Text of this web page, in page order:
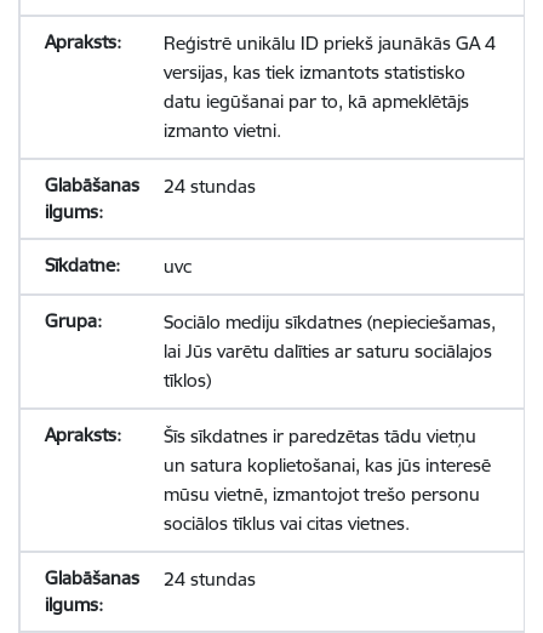
Reģistrē unikālu ID priekš jaunākās GA 4
versijas, kas tiek izmantots statistisko
datu iegūšanai par to, kā apmeklētājs
izmanto vietni.
24 stundas
uvc
Sociālo mediju sīkdatnes (nepieciešamas,
lai Jūs varētu dalīties ar saturu sociālajos
tīklos)
Šīs sīkdatnes ir paredzētas tādu vietņu
un satura koplietošanai, kas jūs interesē
mūsu vietnē, izmantojot trešo personu
sociālos tīklus vai citas vietnes.
24 stundas